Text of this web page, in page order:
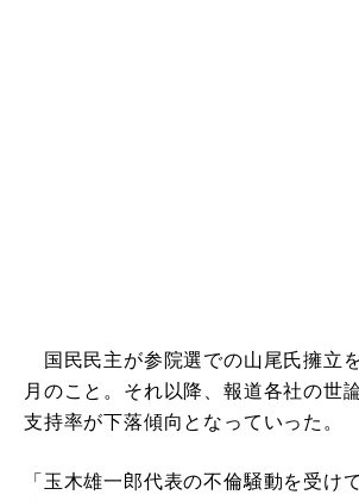
国民民主が参院選での山尾氏擁立
月のこと。それ以降、報道各社の世
支持率が下落傾向となっていった。
「玉木雄一郎代表の不倫騒動を受け